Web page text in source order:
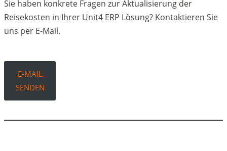
Sie haben konkrete Fragen zur Aktualisierung der
Reisekosten in Ihrer Unit4 ERP Lösung? Kontaktieren Sie
uns per E-Mail.
E-MAIL
SENDEN